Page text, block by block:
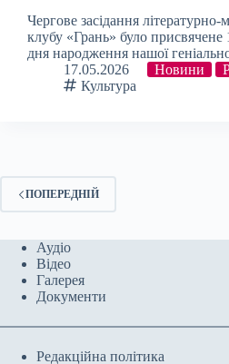
Чергове засідання літературно-
клубу «Грань» було присвячене
дня народження нашої
17.05.2026
Новини
Культура
ПОПЕРЕДНІЙ
Аудіо
Відео
Галерея
Документи
Редакційна політика